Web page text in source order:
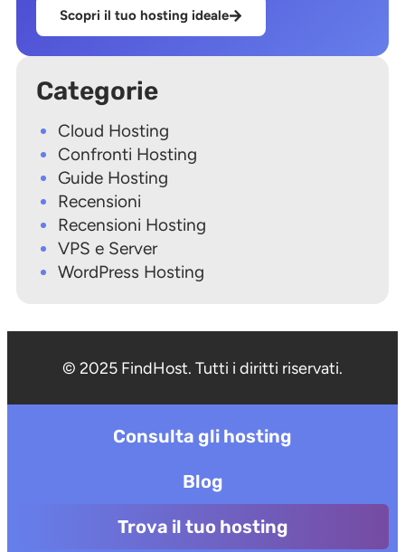
Scopri il tuo hosting ideale
Categorie
Cloud Hosting
Confronti Hosting
Guide Hosting
Recensioni
Recensioni Hosting
VPS e Server
WordPress Hosting
© 2025 FindHost. Tutti i diritti riservati.
Consulta gli hosting
Blog
Trova il tuo hosting